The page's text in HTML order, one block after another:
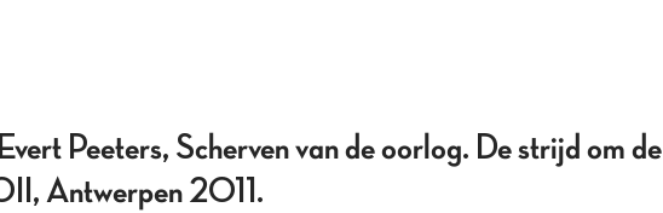
Peeters, Scherven van de oorlog. De strijd om de
Antwerpen 2011.